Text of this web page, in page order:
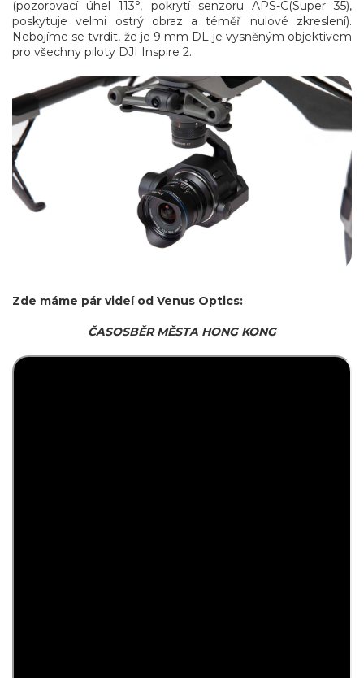
(pozorovací úhel 113°, pokrytí senzoru APS-C(Super 35),
poskytuje velmi ostrý obraz a téměř nulové zkreslení).
Nebojíme se tvrdit, že je 9 mm DL je vysněným objektivem
pro všechny piloty DJI Inspire 2.
Zde máme pár videí od Venus Optics:
ČASOSBĚR MĚSTA HONG KONG